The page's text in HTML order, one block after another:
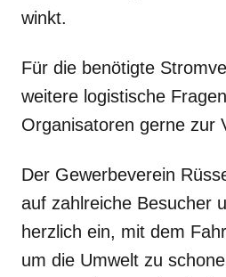
winkt.
Für die benötigte
weitere logistische
Organisatoren gerne zur
Der Gewerbeverein
auf zahlreiche Besucher
herzlich ein, mit dem
um die Umwelt zu